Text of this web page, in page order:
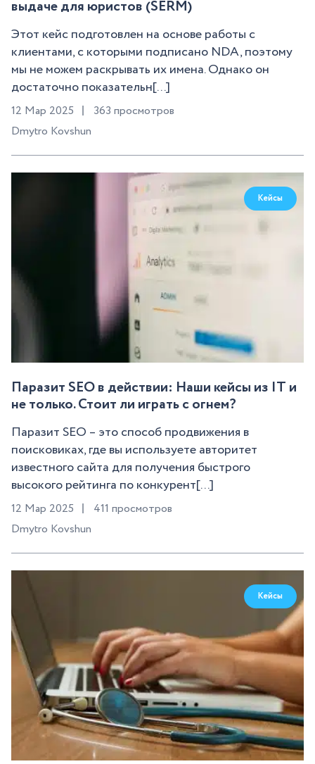
выдаче для юристов (SERM)
Этот кейс подготовлен на основе работы с
клиентами, с которыми подписано NDA, поэтому
мы не можем раскрывать их имена. Однако он
достаточно показательн[...]
12 Мар 2025
363 просмотров
Dmytro Kovshun
Кейсы
Паразит SEO в действии: Наши кейсы из IT и
не только. Стоит ли играть с огнем?
Паразит SEO – это способ продвижения в
поисковиках, где вы используете авторитет
известного сайта для получения быстрого
высокого рейтинга по конкурент[...]
12 Мар 2025
411 просмотров
Dmytro Kovshun
Кейсы